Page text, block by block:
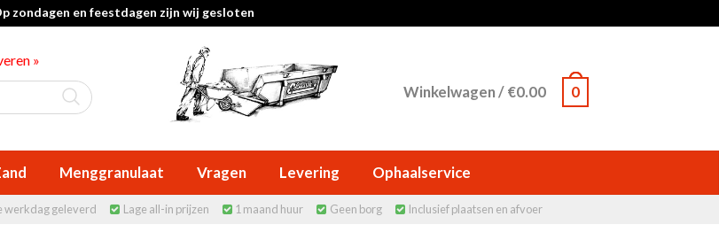
zondagen en feestdagen zijn wij gesloten
»
Winkelwagen/€0.00 0
Menggranulaat Vragen Levering Ophaalservice
werkdag geleverd  Lage all-in prijzen  1 maand huur  Geen borg  Inclusief plaatsen en afvoer